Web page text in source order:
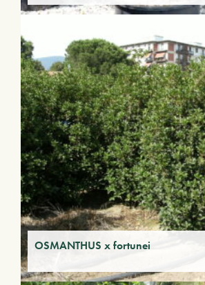
OSMANTHUS x fortunei